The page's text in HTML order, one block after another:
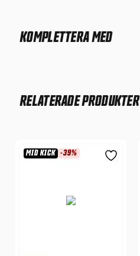
KOMPLETTERA MED
RELATERADE PRODUKTER
MID KICK -39%